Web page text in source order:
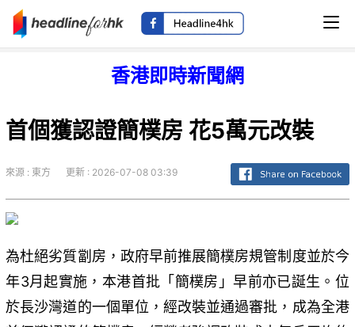
香港即時新聞網
首個獲認證簡樸房 花5萬元改裝
來源 : 東方 更新 : 2026-07-08 03:39
為杜絕劣質劏房，政府早前推展簡樸房規管制度並於今
年3月起實施，本港首批「簡樸房」早前亦已誕生。位
於長沙灣道的一個單位，經改裝並通過審批，成為全港